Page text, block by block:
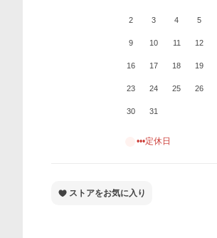
2 3 4 5
9 10 11 12
16 17 18 19
23 24 25 26
30 31
•••定休日
ストアをお気に入り